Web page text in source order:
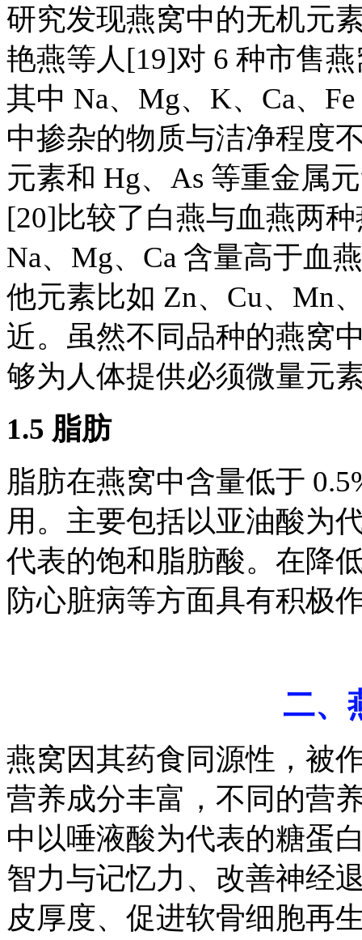
研究发现燕窝中的无机元
艳燕等人[19]对 6 种市售
其中 Na、Mg、K、Ca、
中掺杂的物质与洁净程度
元素和 Hg、As 等重金属
[20]比较了白燕与血燕两
Na、Mg、Ca 含量高于血
他元素比如 Zn、Cu、Mn
近。虽然不同品种的燕窝
够为人体提供必须微量元
1.5 脂肪
脂肪在燕窝中含量低于
用。主要包括以亚油酸为
代表的饱和脂肪酸。在降
防心脏病等方面具有积极
二、
燕窝因其药食同源性，被
营养成分丰富，不同的营
中以唾液酸为代表的糖蛋
智力与记忆力、改善神经
皮厚度、促进软骨细胞再